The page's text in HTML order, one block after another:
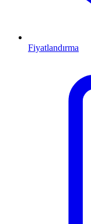
Fiyatlandırma